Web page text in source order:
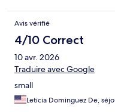
Avis vérifié
4/10 Correct
10 avr. 2026
Traduire avec Google
small
Leticia Dominguez De,